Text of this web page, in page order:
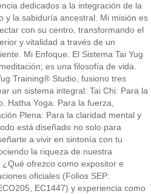
dedicados a la integración de la
y la sabiduría ancestral. Mi misión es
con su centro, transformando el
y vitalidad a través de un
Mi Enfoque: El Sistema Tai Yug
es una filosofía de vida.
Training® Studio, fusiono tres
un sistema integral: Tai Chi: Para la
Hatha Yoga: Para la fuerza,
Plena: Para la claridad mental y
está diseñado no solo para
a vivir en sintonía con tu
la riqueza de nuestra
ofrezco como expositor e
oficiales (Folios SEP:
EC1447) y experiencia como